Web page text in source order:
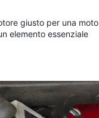
giusto per una moto
elemento essenziale